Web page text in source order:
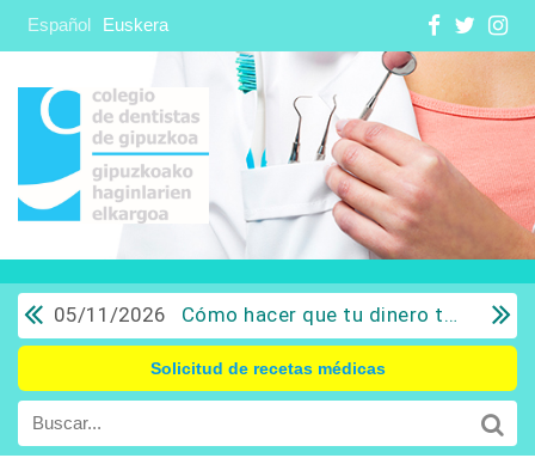
Español Euskera
05/11/2026 Cómo hacer que tu dinero trabaje para ti: Del ahorro a la inversión con sentido común.
Solicitud de recetas médicas